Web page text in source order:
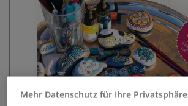
Mehr Datenschutz für Ihre Privatsphäre